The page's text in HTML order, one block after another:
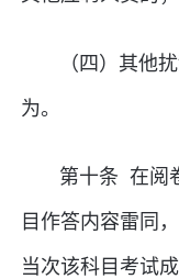
（四）其他
为。
第十条 在阅
目作答内容雷同
当次该科目考试